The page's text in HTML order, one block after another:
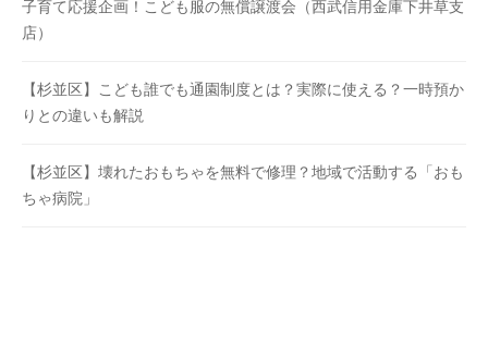
子育て応援企画！こども服の無償譲渡会（西武信用金庫下井草支
店）
【杉並区】こども誰でも通園制度とは？実際に使える？一時預か
りとの違いも解説
【杉並区】壊れたおもちゃを無料で修理？地域で活動する「おも
ちゃ病院」